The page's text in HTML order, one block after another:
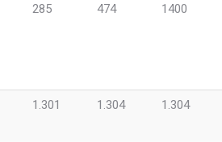
285 474 1400
1.301 1.304 1.304